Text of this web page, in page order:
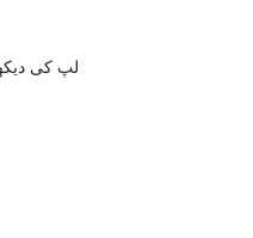
لپ کی